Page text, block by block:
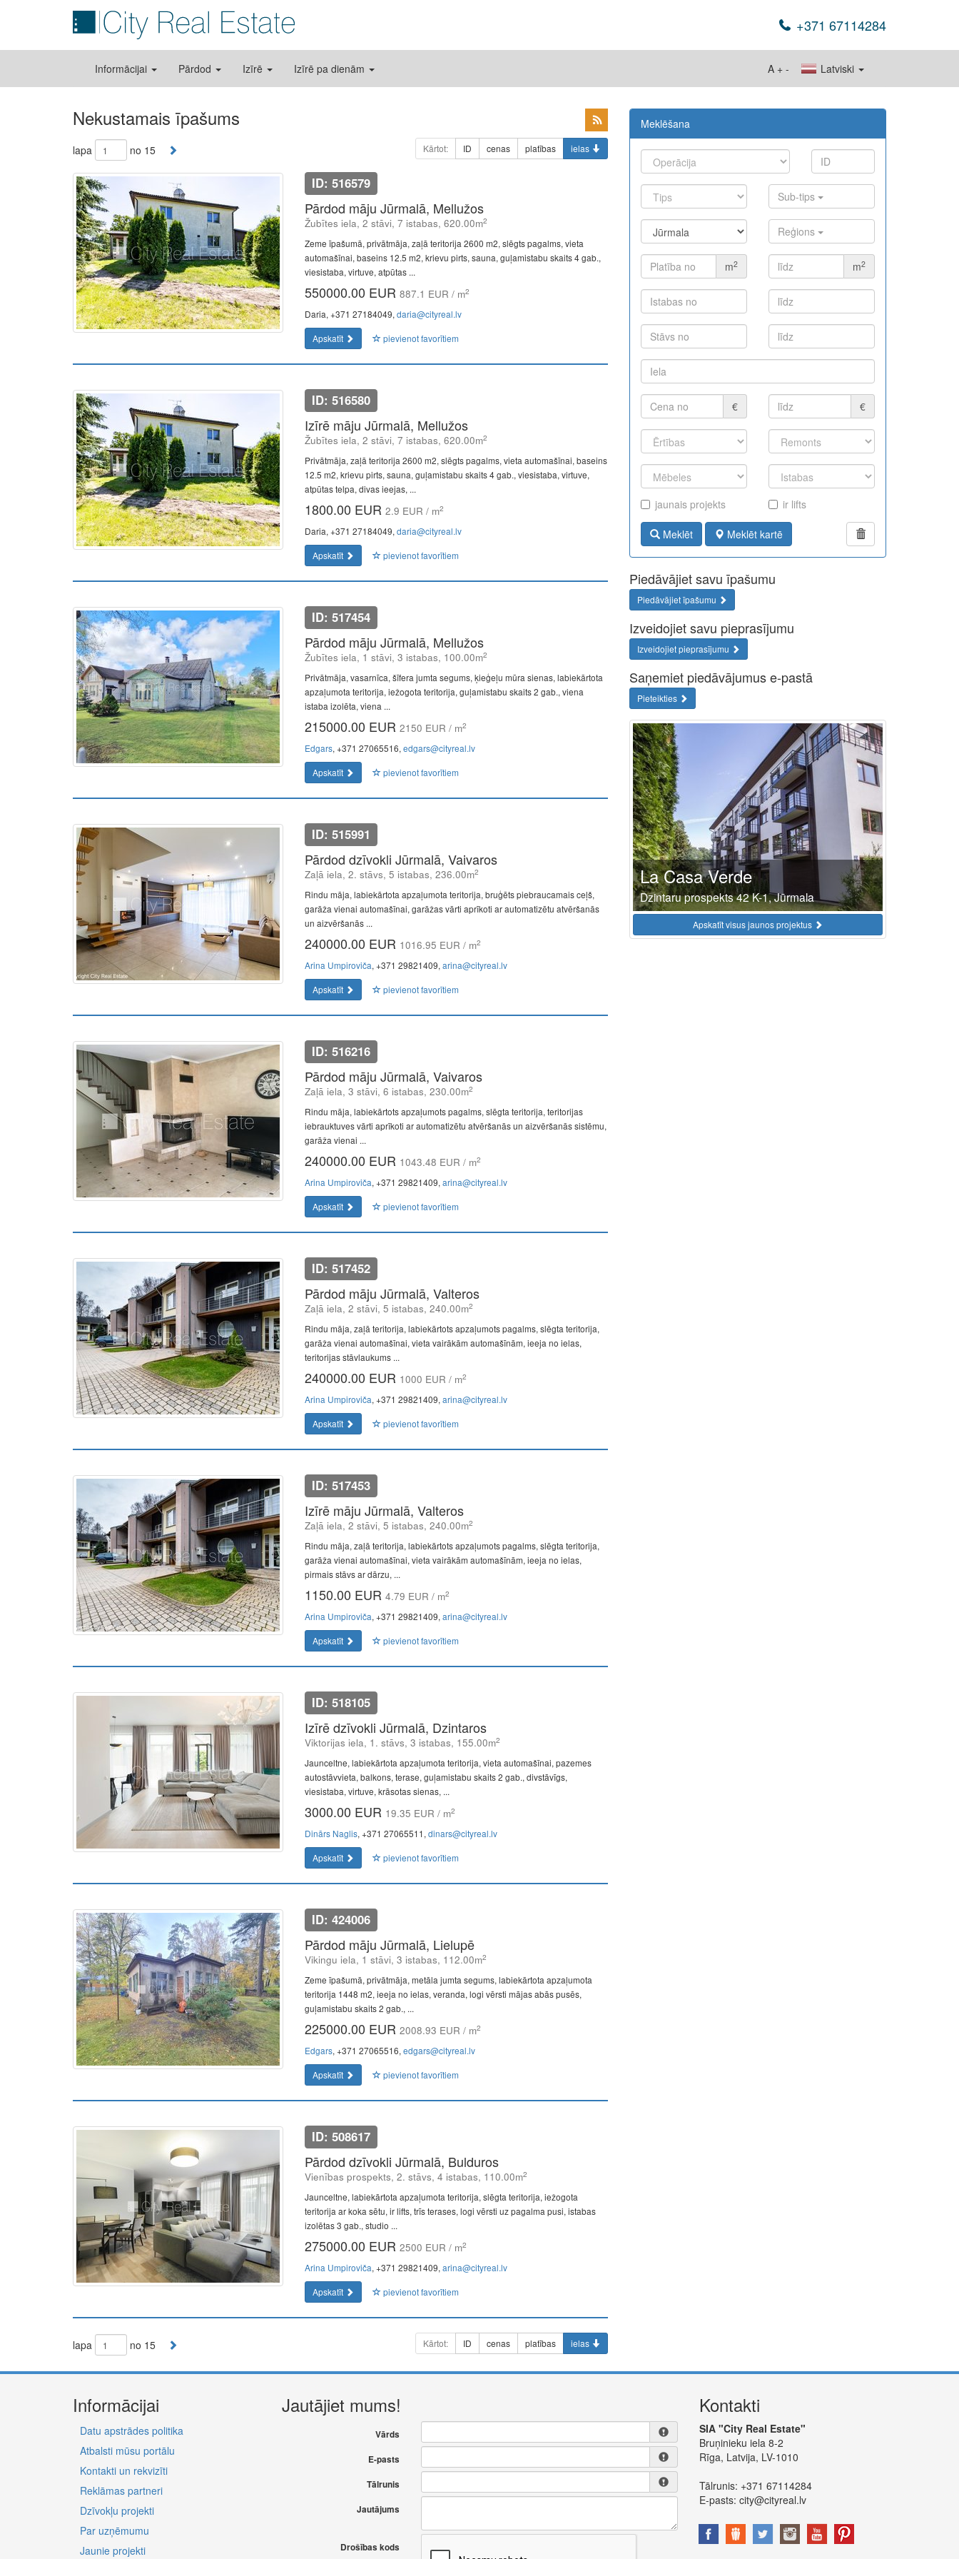
+371 67114284
Informācijai Pārdod Izīrē Izīrē pa dienām Latviski
A + -
Nekustamais īpašums
lapa no 15 Kārtot: ID cenas platības ielas
ID: 516579
Pārdod māju Jūrmalā, Mellužos
Žubītes iela, 2 stāvi, 7 istabas, 620.00m2
Zeme īpašumā, privātmāja, zaļā teritorija 2600 m2, slēgts pagalms, vieta
automašīnai, baseins 12.5 m2, krievu pirts, sauna, guļamistabu skaits 4 gab.,
viesistaba, virtuve, atpūtas ...
550000.00 EUR 887.1 EUR / m2
Daria, +371 27184049, daria@cityreal.lv
Apskatīt
pievienot favorītiem
ID: 516580
Izīrē māju Jūrmalā, Mellužos
Žubītes iela, 2 stāvi, 7 istabas, 620.00m2
Privātmāja, zaļā teritorija 2600 m2, slēgts pagalms, vieta automašīnai, baseins
12.5 m2, krievu pirts, sauna, guļamistabu skaits 4 gab., viesistaba, virtuve,
atpūtas telpa, divas ieejas, ...
1800.00 EUR 2.9 EUR / m2
Daria, +371 27184049, daria@cityreal.lv
Apskatīt
pievienot favorītiem
ID: 517454
Pārdod māju Jūrmalā, Mellužos
Žubītes iela, 1 stāvi, 3 istabas, 100.00m2
Privātmāja, vasarnīca, šīfera jumta segums, ķieģeļu mūra sienas, labiekārtota
apzaļumota teritorija, iežogota teritorija, guļamistabu skaits 2 gab., viena
istaba izolēta, viena ...
215000.00 EUR 2150 EUR / m2
Edgars, +371 27065516, edgars@cityreal.lv
Apskatīt
pievienot favorītiem
ID: 515991
Pārdod dzīvokli Jūrmalā, Vaivaros
Zaļā iela, 2. stāvs, 5 istabas, 236.00m2
Rindu māja, labiekārtota apzaļumota teritorija, bruģēts piebraucamais ceļš,
garāža vienai automašīnai, garāžas vārti aprīkoti ar automatizētu atvēršanās
un aizvēršanās ...
240000.00 EUR 1016.95 EUR / m2
Arina Umpiroviča, +371 29821409, arina@cityreal.lv
Apskatīt
pievienot favorītiem
ID: 516216
Pārdod māju Jūrmalā, Vaivaros
Zaļā iela, 3 stāvi, 6 istabas, 230.00m2
Rindu māja, labiekārtots apzaļumots pagalms, slēgta teritorija, teritorijas
iebrauktuves vārti aprīkoti ar automatizētu atvēršanās un aizvēršanās sistēmu,
garāža vienai ...
240000.00 EUR 1043.48 EUR / m2
Arina Umpiroviča, +371 29821409, arina@cityreal.lv
Apskatīt
pievienot favorītiem
ID: 517452
Pārdod māju Jūrmalā, Valteros
Zaļā iela, 2 stāvi, 5 istabas, 240.00m2
Rindu māja, zaļā teritorija, labiekārtots apzaļumots pagalms, slēgta teritorija,
garāža vienai automašīnai, vieta vairākām automašīnām, ieeja no ielas,
teritorijas stāvlaukums ...
240000.00 EUR 1000 EUR / m2
Arina Umpiroviča, +371 29821409, arina@cityreal.lv
Apskatīt
pievienot favorītiem
ID: 517453
Izīrē māju Jūrmalā, Valteros
Zaļā iela, 2 stāvi, 5 istabas, 240.00m2
Rindu māja, zaļā teritorija, labiekārtots apzaļumots pagalms, slēgta teritorija,
garāža vienai automašīnai, vieta vairākām automašīnām, ieeja no ielas,
pirmais stāvs ar dārzu, ...
1150.00 EUR 4.79 EUR / m2
Arina Umpiroviča, +371 29821409, arina@cityreal.lv
Apskatīt
pievienot favorītiem
ID: 518105
Izīrē dzīvokli Jūrmalā, Dzintaros
Viktorijas iela, 1. stāvs, 3 istabas, 155.00m2
Jaunceltne, labiekārtota apzaļumota teritorija, vieta automašīnai, pazemes
autostāvvieta, balkons, terase, guļamistabu skaits 2 gab., divstāvīgs,
viesistaba, virtuve, krāsotas sienas, ...
3000.00 EUR 19.35 EUR / m2
Dinārs Naglis, +371 27065511, dinars@cityreal.lv
Apskatīt
pievienot favorītiem
ID: 424006
Pārdod māju Jūrmalā, Lielupē
Vikingu iela, 1 stāvi, 3 istabas, 112.00m2
Zeme īpašumā, privātmāja, metāla jumta segums, labiekārtota apzaļumota
teritorija 1448 m2, ieeja no ielas, veranda, logi vērsti mājas abās pusēs,
guļamistabu skaits 2 gab., ...
225000.00 EUR 2008.93 EUR / m2
Edgars, +371 27065516, edgars@cityreal.lv
Apskatīt
pievienot favorītiem
ID: 508617
Pārdod dzīvokli Jūrmalā, Bulduros
Vienības prospekts, 2. stāvs, 4 istabas, 110.00m2
Jaunceltne, labiekārtota apzaļumota teritorija, slēgta teritorija, iežogota
teritorija ar koka sētu, ir lifts, trīs terases, logi vērsti uz pagalma pusi, istabas
izolētas 3 gab., studio ...
275000.00 EUR 2500 EUR / m2
Arina Umpiroviča, +371 29821409, arina@cityreal.lv
Apskatīt
pievienot favorītiem
lapa no 15 Kārtot: ID cenas platības ielas
Meklēšana
Sub-tips
Reģions
m2 m2
€ €
jaunais projekts ir lifts
Meklēt Meklēt kartē
Piedāvājiet savu īpašumu
Piedāvājiet īpašumu
Izveidojiet savu pieprasījumu
Izveidojiet pieprasījumu
Saņemiet piedāvājumus e-pastā
Pieteikties
La Casa Verde
Dzintaru prospekts 42 K-1, Jūrmala
Apskatīt visus jaunos projektus
Informācijai
Datu apstrādes politika
Atbalsti mūsu portālu
Kontakti un rekvizīti
Reklāmas partneri
Dzīvokļu projekti
Par uzņēmumu
Jaunie projekti
Jautājiet mums!
Vārds
E-pasts
Tālrunis
Jautājums
Drošības kods
Kontakti
SIA "City Real Estate"
Bruņinieku iela 8-2
Rīga, Latvija, LV-1010
Tālrunis: +371 67114284
E-pasts: city@cityreal.lv